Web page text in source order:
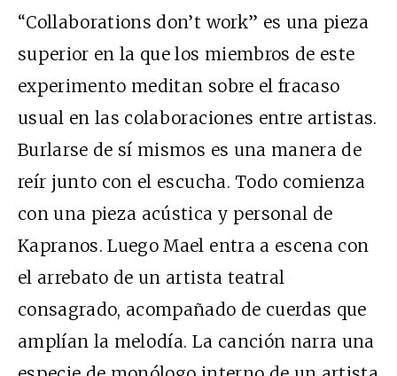
“Collaborations don’t work” es una pieza
superior en la que los miembros de este
experimento meditan sobre el fracaso
usual en las colaboraciones entre artistas.
Burlarse de sí mismos es una manera de
reír junto con el escucha. Todo comienza
con una pieza acústica y personal de
Kapranos. Luego Mael entra a escena con
el arrebato de un artista teatral
consagrado, acompañado de cuerdas que
amplían la melodía. La canción narra una